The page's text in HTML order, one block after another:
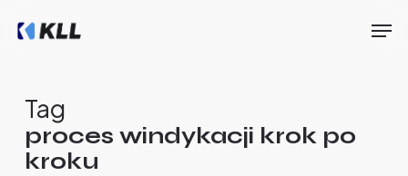
Tag
proces windykacji krok po
kroku